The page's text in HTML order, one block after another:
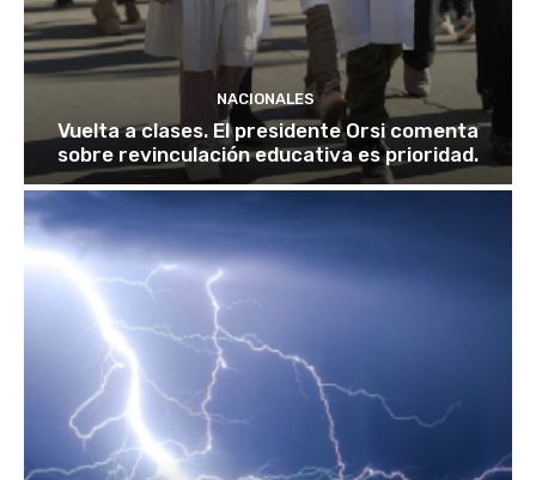
NACIONALES
Vuelta a clases. El presidente Orsi comenta
sobre revinculación educativa es prioridad.